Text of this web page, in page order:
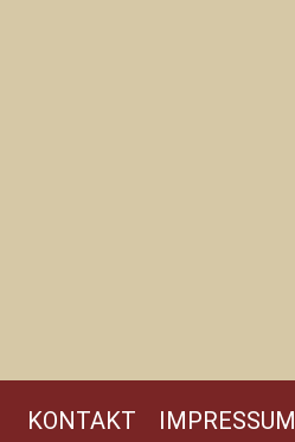
KONTAKT IMPRESSUM